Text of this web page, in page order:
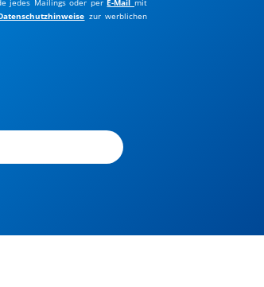
jedes Mailings oder perE-Mail mit
zur werblichen